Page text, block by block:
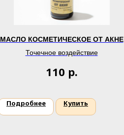
МАСЛО КОСМЕТИЧЕСКОЕ ОТ АКНЕ
Точечное воздействие
110 р.
Подробнее Купить